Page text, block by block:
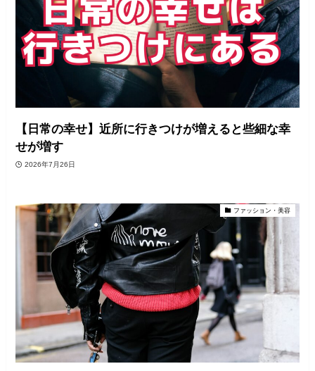
【日常の幸せ】近所に行きつけが増えると些細な幸
せが増す
2026年7月26日
ファッション・美容